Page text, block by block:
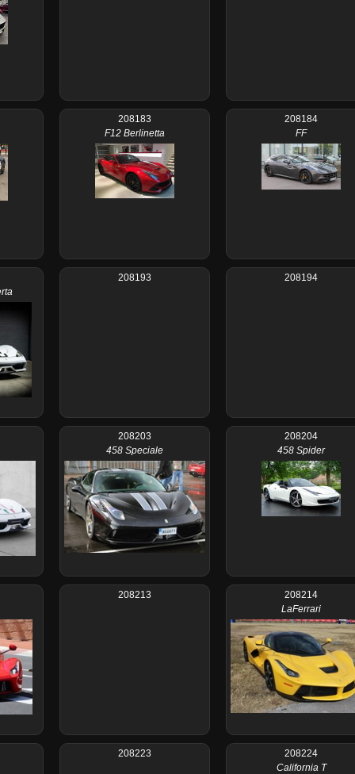
208183
F12 Berlinetta
208184
FF
208193 208194
208203
458 Speciale
208204
458 Spider
208213
208214
LaFerrari
208223
208224
California T